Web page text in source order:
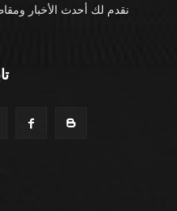
نقدم لك أحدث الأخبار